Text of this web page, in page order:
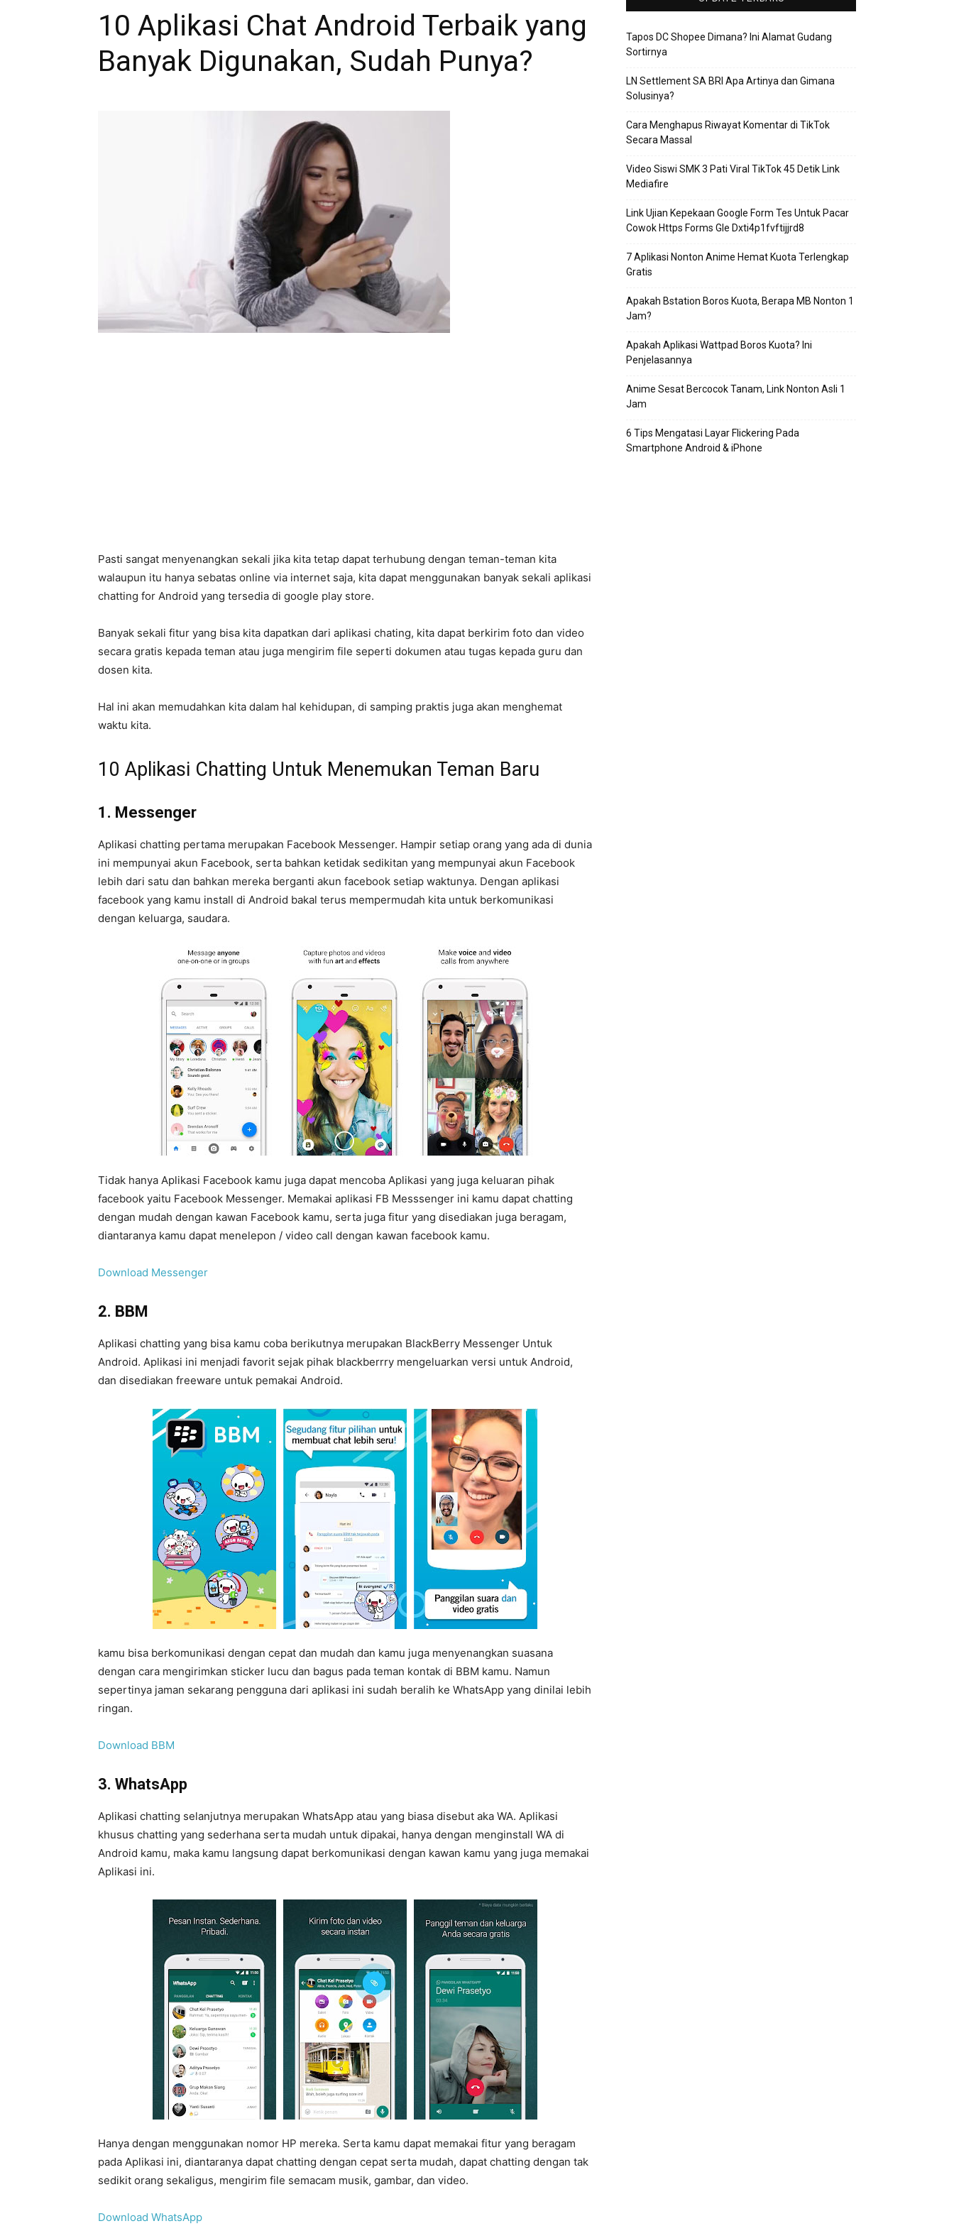
10 Aplikasi Chat Android Terbaik yang
Banyak Digunakan, Sudah Punya?
Pasti sangat menyenangkan sekali jika kita tetap dapat terhubung dengan teman-teman kita
walaupun itu hanya sebatas online via internet saja, kita dapat menggunakan banyak sekali aplikasi
chatting for Android yang tersedia di google play store.
Banyak sekali fitur yang bisa kita dapatkan dari aplikasi chating, kita dapat berkirim foto dan video
secara gratis kepada teman atau juga mengirim file seperti dokumen atau tugas kepada guru dan
dosen kita.
Hal ini akan memudahkan kita dalam hal kehidupan, di samping praktis juga akan menghemat
waktu kita.
10 Aplikasi Chatting Untuk Menemukan Teman Baru
1. Messenger
Aplikasi chatting pertama merupakan Facebook Messenger. Hampir setiap orang yang ada di dunia
ini mempunyai akun Facebook, serta bahkan ketidak sedikitan yang mempunyai akun Facebook
lebih dari satu dan bahkan mereka berganti akun facebook setiap waktunya. Dengan aplikasi
facebook yang kamu install di Android bakal terus mempermudah kita untuk berkomunikasi
dengan keluarga, saudara.
Tidak hanya Aplikasi Facebook kamu juga dapat mencoba Aplikasi yang juga keluaran pihak
facebook yaitu Facebook Messenger. Memakai aplikasi FB Messsenger ini kamu dapat chatting
dengan mudah dengan kawan Facebook kamu, serta juga fitur yang disediakan juga beragam,
diantaranya kamu dapat menelepon / video call dengan kawan facebook kamu.
Download Messenger
2. BBM
Aplikasi chatting yang bisa kamu coba berikutnya merupakan BlackBerry Messenger Untuk
Android. Aplikasi ini menjadi favorit sejak pihak blackberrry mengeluarkan versi untuk Android,
dan disediakan freeware untuk pemakai Android.
kamu bisa berkomunikasi dengan cepat dan mudah dan kamu juga menyenangkan suasana
dengan cara mengirimkan sticker lucu dan bagus pada teman kontak di BBM kamu. Namun
sepertinya jaman sekarang pengguna dari aplikasi ini sudah beralih ke WhatsApp yang dinilai lebih
ringan.
Download BBM
3. WhatsApp
Aplikasi chatting selanjutnya merupakan WhatsApp atau yang biasa disebut aka WA. Aplikasi
khusus chatting yang sederhana serta mudah untuk dipakai, hanya dengan menginstall WA di
Android kamu, maka kamu langsung dapat berkomunikasi dengan kawan kamu yang juga memakai
Aplikasi ini.
Hanya dengan menggunakan nomor HP mereka. Serta kamu dapat memakai fitur yang beragam
pada Aplikasi ini, diantaranya dapat chatting dengan cepat serta mudah, dapat chatting dengan tak
sedikit orang sekaligus, mengirim file semacam musik, gambar, dan video.
Download WhatsApp
Tapos DC Shopee Dimana? Ini Alamat Gudang
Sortirnya
LN Settlement SA BRI Apa Artinya dan Gimana
Solusinya?
Cara Menghapus Riwayat Komentar di TikTok
Secara Massal
Video Siswi SMK 3 Pati Viral TikTok 45 Detik Link
Mediafire
Link Ujian Kepekaan Google Form Tes Untuk Pacar
Cowok Https Forms Gle Dxti4p1fvftijjrd8
7 Aplikasi Nonton Anime Hemat Kuota Terlengkap
Gratis
Apakah Bstation Boros Kuota, Berapa MB Nonton 1
Jam?
Apakah Aplikasi Wattpad Boros Kuota? Ini
Penjelasannya
Anime Sesat Bercocok Tanam, Link Nonton Asli 1
Jam
6 Tips Mengatasi Layar Flickering Pada
Smartphone Android & iPhone